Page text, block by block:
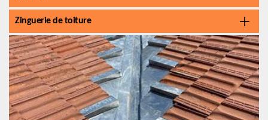
Zinguerie de toiture